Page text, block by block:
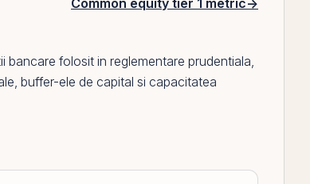
Common equity tier 1 metric→
folosit in reglementare prudentiala,
buffer-ele de capital si capacitatea